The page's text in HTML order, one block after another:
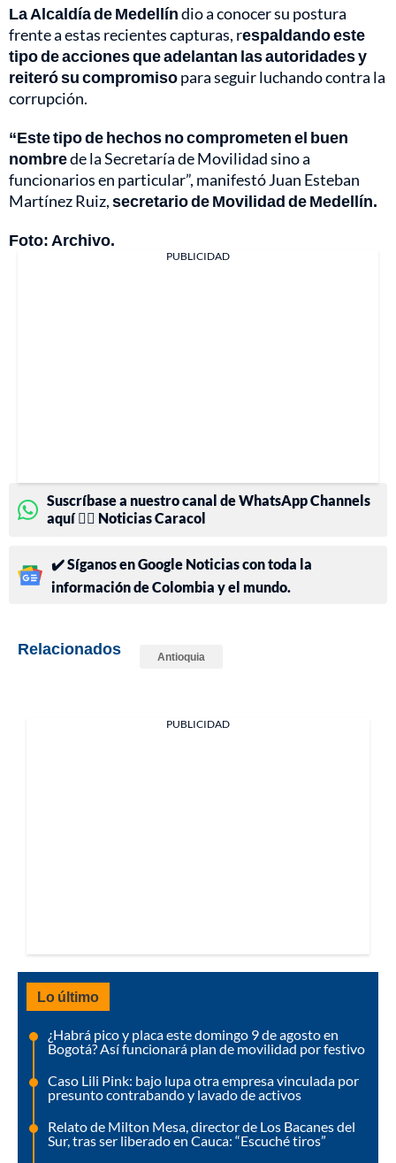
La Alcaldía de Medellíndio a conocer su postura
frente a estas recientes capturas, respaldando este
tipo de acciones que adelantan las autoridades y
reiteró su compromisopara seguir luchando contra la
corrupción.
“Este tipo de hechos no comprometen el buen
nombrede la Secretaría de Movilidad sino a
funcionarios en particular”, manifestó Juan Esteban
Martínez Ruiz,secretario de Movilidad de Medellín.
Foto: Archivo.
PUBLICIDAD
Suscríbase a nuestro canal de WhatsApp Channels
aquí 👉🏻 Noticias Caracol
✔️ Síganos en Google Noticias con toda la
información de Colombia y el mundo.
Relacionados Antioquia
PUBLICIDAD
Lo último
¿Habrá pico y placa este domingo 9 de agosto en
Bogotá? Así funcionará plan de movilidad por festivo
Caso Lili Pink: bajo lupa otra empresa vinculada por
presunto contrabando y lavado de activos
Relato de Milton Mesa, director de Los Bacanes del
Sur, tras ser liberado en Cauca: “Escuché tiros”